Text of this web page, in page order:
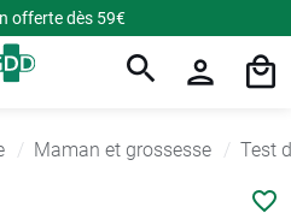
offerte dès 59€
Maman et grossesse Test